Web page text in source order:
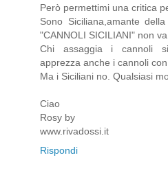
Però permettimi una critica
Sono Siciliana,amante
"CANNOLI SICILIANI" non
Chi assaggia i cannoli
apprezza anche i cannoli con
Ma i Siciliani no. Qualsiasi
Ciao
Rosy by
www.rivadossi.it
Rispondi